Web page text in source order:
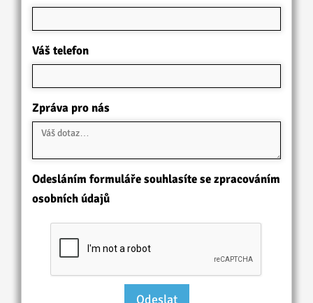
Váš telefon
Zpráva pro nás
Odesláním formuláře souhlasíte se zpracováním
osobních údajů